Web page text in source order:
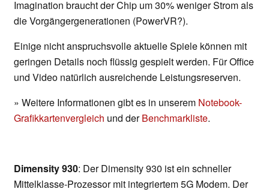
Imagination braucht der Chip um 30% weniger Strom als
die Vorgängergenerationen (PowerVR?).
Einige nicht anspruchsvolle aktuelle Spiele können mit
geringen Details noch flüssig gespielt werden. Für Office
und Video natürlich ausreichende Leistungsreserven.
» Weitere Informationen gibt es in unserem Notebook-
Grafikkartenvergleich und derBenchmarkliste.
Dimensity 930: Der Dimensity 930 ist ein schneller
Mittelklasse-Prozessor mit integriertem 5G Modem. Der